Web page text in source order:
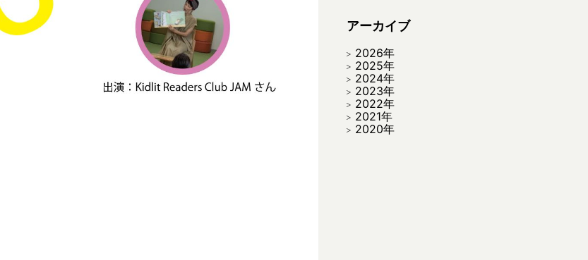
アーカイブ
2026年
2025年
2024年
2023年
2022年
2021年
2020年